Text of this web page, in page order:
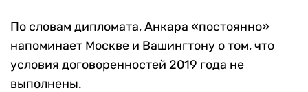
По словам дипломата, Анкара «постоянно»
напоминает Москве и Вашингтону о том, что
условия договоренностей 2019 года не
выполнены.